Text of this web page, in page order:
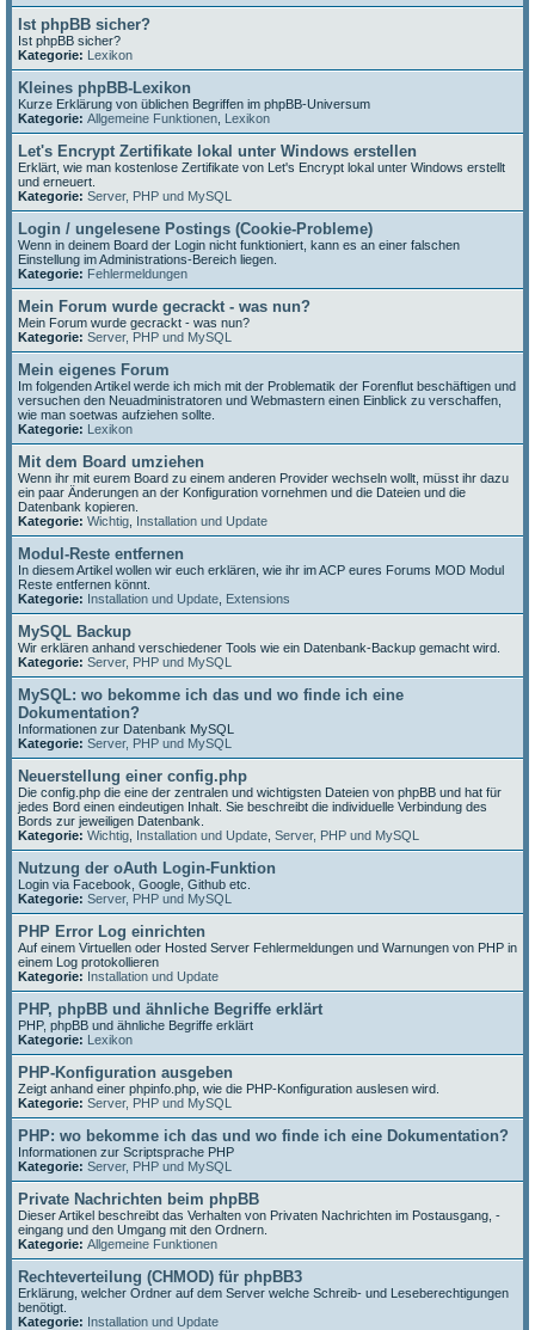
Ist phpBB sicher?
Ist phpBB sicher?
Kategorie: Lexikon
Kleines phpBB-Lexikon
Kurze Erklärung von üblichen Begriffen im phpBB-Universum
Kategorie: Allgemeine Funktionen Lexikon
Let's Encrypt Zertifikate lokal unter Windows erstellen
Erklärt, wie man kostenlose Zertifikate von Let's Encrypt lokal unter Windows erstellt
und erneuert.
Kategorie: Server, PHP und MySQL
Login / ungelesene Postings (Cookie-Probleme)
Wenn in deinem Board der Login nicht funktioniert, kann es an einer falschen
Einstellung im Administrations-Bereich liegen.
Kategorie: Fehlermeldungen
Mein Forum wurde gecrackt - was nun?
Mein Forum wurde gecrackt - was nun?
Kategorie: Server, PHP und MySQL
Mein eigenes Forum
Im folgenden Artikel werde ich mich mit der Problematik der Forenflut beschäftigen und
versuchen den Neuadministratoren und Webmastern einen Einblick zu verschaffen,
wie man soetwas aufziehen sollte.
Kategorie: Lexikon
Mit dem Board umziehen
Wenn ihr mit eurem Board zu einem anderen Provider wechseln wollt, müsst ihr dazu
ein paar Änderungen an der Konfiguration vornehmen und die Dateien und die
Datenbank kopieren.
Kategorie: Wichtig Installation und Update
Modul-Reste entfernen
In diesem Artikel wollen wir euch erklären, wie ihr im ACP eures Forums MOD Modul
Reste entfernen könnt.
Kategorie: Installation und Update Extensions
MySQL Backup
Wir erklären anhand verschiedener Tools wie ein Datenbank-Backup gemacht wird.
Kategorie: Server, PHP und MySQL
MySQL: wo bekomme ich das und wo finde ich eine
Dokumentation?
Informationen zur Datenbank MySQL
Kategorie: Server, PHP und MySQL
Neuerstellung einer config.php
Die config.php die eine der zentralen und wichtigsten Dateien von phpBB und hat für
jedes Bord einen eindeutigen Inhalt. Sie beschreibt die individuelle Verbindung des
Bords zur jeweiligen Datenbank.
Kategorie: Wichtig Installation und Update Server, PHP und MySQL
Nutzung der oAuth Login-Funktion
Login via Facebook, Google, Github etc.
Kategorie: Server, PHP und MySQL
PHP Error Log einrichten
Auf einem Virtuellen oder Hosted Server Fehlermeldungen und Warnungen von PHP in
einem Log protokollieren
Kategorie: Installation und Update
PHP, phpBB und ähnliche Begriffe erklärt
PHP, phpBB und ähnliche Begriffe erklärt
Kategorie: Lexikon
PHP-Konfiguration ausgeben
Zeigt anhand einer phpinfo.php, wie die PHP-Konfiguration auslesen wird.
Kategorie: Server, PHP und MySQL
PHP: wo bekomme ich das und wo finde ich eine Dokumentation?
Informationen zur Scriptsprache PHP
Kategorie: Server, PHP und MySQL
Private Nachrichten beim phpBB
Dieser Artikel beschreibt das Verhalten von Privaten Nachrichten im Postausgang, -
eingang und den Umgang mit den Ordnern.
Kategorie: Allgemeine Funktionen
Rechteverteilung (CHMOD) für phpBB3
Erklärung, welcher Ordner auf dem Server welche Schreib- und Leseberechtigungen
benötigt.
Kategorie: Installation und Update